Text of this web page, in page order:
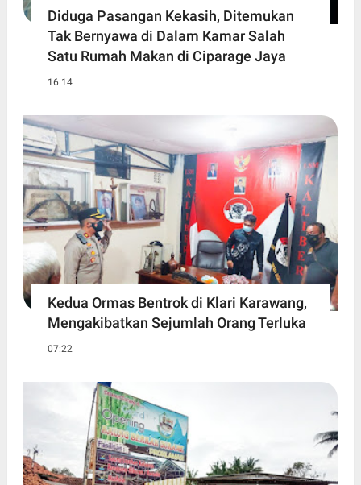
Diduga Pasangan Kekasih, Ditemukan
Tak Bernyawa di Dalam Kamar Salah
Satu Rumah Makan di Ciparage Jaya
16:14
Kedua Ormas Bentrok di Klari Karawang,
Mengakibatkan Sejumlah Orang Terluka
07:22